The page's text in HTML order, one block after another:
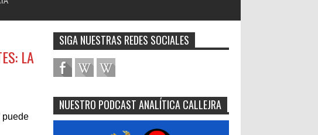
LA
puede
SIGA NUESTRAS REDES SOCIALES
NUESTRO PODCAST ANALÍTICA CALLEJRA